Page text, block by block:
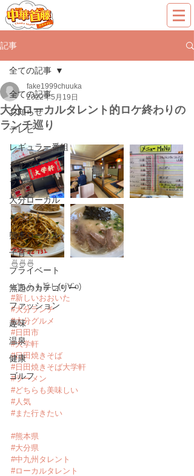
記事
全ての記事
お知らせ
テレビ
レギュラー番組
グルメ
ラジオ
大分ローカル
イベント
熊本ローカル
子育て
プライベート
無題のカテゴリー
ファッション
趣味
温泉
健康
ゴルフ
全ての記事
大分ローカルタレント的ロケ終わりの
ランチ巡り
fake1999chuuka
2022年5月19日
🍜🍜🍜
どちらも旨し(о´∀`о)
#新しいおおいた
#大分ランチ
#大分グルメ
#日田市
#大学軒
#日田焼きそば
#日田焼きそば大学軒
#ラーメン
#どちらも美味しい
#人気
#また行きたい
#熊本県
#大分県
#中九州タレント
#ローカルタレント